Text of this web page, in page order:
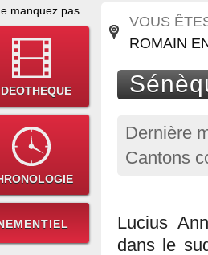
manquez pas...
VOUS
ROMAIN
Dernière
Cantons
Lucius
dans le